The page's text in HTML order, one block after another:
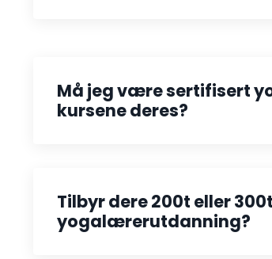
Må jeg være sertifisert
kursene deres?
Tilbyr dere 200t eller 300t
yogalærerutdanning?